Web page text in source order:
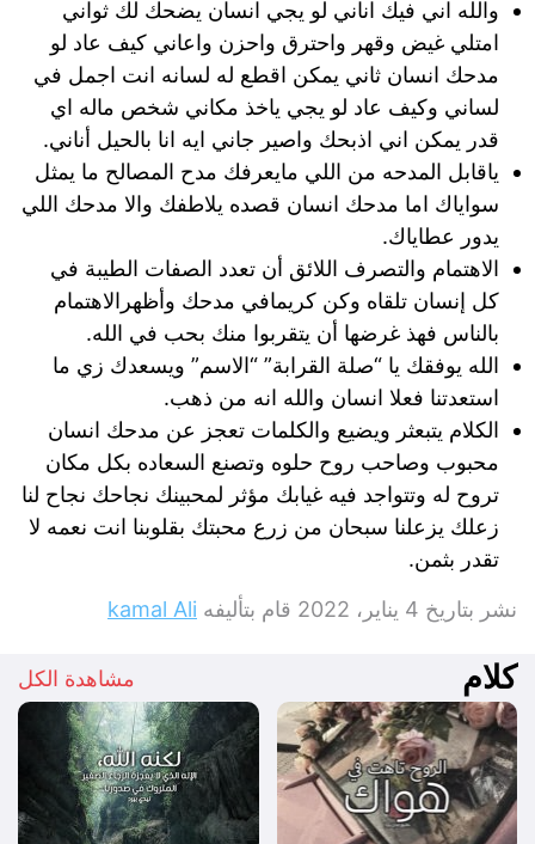
والله اني فيك اناني لو يجي انسان يضحك لك ثواني
امتلي غيض وقهر واحترق واحزن واعاني كيف عاد لو
مدحك انسان ثاني يمكن اقطع له لسانه انت اجمل في
لساني وكيف عاد لو يجي ياخذ مكاني شخص ماله اي
قدر يمكن اني اذبحك واصير جاني ايه انا بالحيل أناني.
ياقابل المدحه من اللي مايعرفك مدح المصالح ما يمثل
سواياك اما مدحك انسان قصده يلاطفك والا مدحك اللي
يدور عطاياك.
الاهتمام والتصرف اللائق أن تعدد الصفات الطيبة في
كل إنسان تلقاه وكن كريمافي مدحك وأظهرالاهتمام
بالناس فهذ غرضها أن يتقربوا منك بحب في الله.
الله يوفقك يا “صلة القرابة” “الاسم” ويسعدك زي ما
استعدتنا فعلا انسان والله انه من ذهب.
الكلام يتبعثر ويضيع والكلمات تعجز عن مدحك انسان
محبوب وصاحب روح حلوه وتصنع السعاده بكل مكان
تروح له وتتواجد فيه غيابك مؤثر لمحبينك نجاحك نجاح لنا
زعلك يزعلنا سبحان من زرع محبتك بقلوبنا انت نعمه لا
تقدر بثمن.
نشر بتاريخ 4 يناير، 2022 قام بتأليفه kamal Ali
كلام مشاهدة الكل